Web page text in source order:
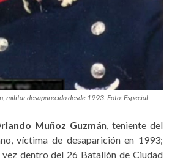
militar desaparecido desde 1993. Foto: Especial
Muñoz Guzmán, teniente del
víctima de desaparición en 1993;
dentro del 26 Batallón de Ciudad